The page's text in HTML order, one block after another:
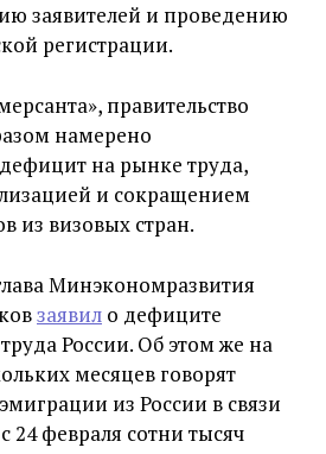
заявителей и проведению
регистрации.
правительство
намерено
на рынке труда,
и сокращением
из визовых стран.
Минэкономразвития
заявил о дефиците
России. Об этом же на
месяцев говорят
из России в связи
24 февраля сотни тысяч